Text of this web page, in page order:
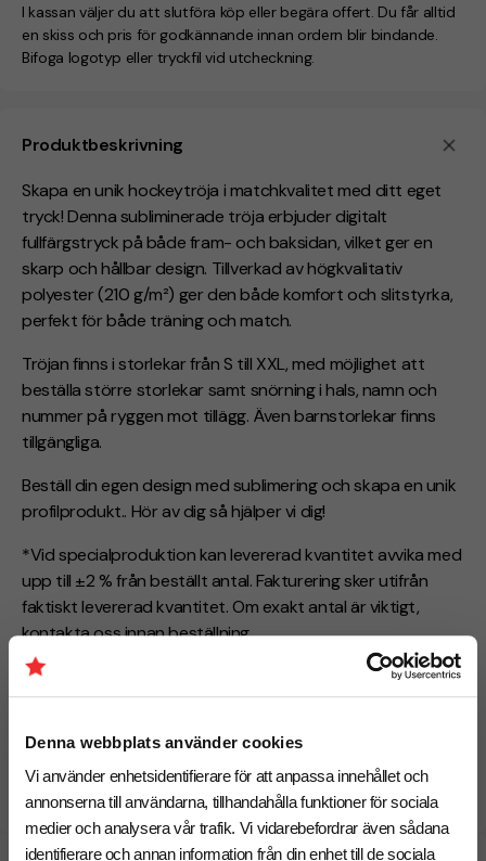
Denna webbplats använder cookies
Vi använder enhetsidentifierare för att anpassa innehållet och
annonserna till användarna, tillhandahålla funktioner för sociala
medier och analysera vår trafik. Vi vidarebefordrar även sådana
identifierare och annan information från din enhet till de sociala
Produktbeskrivning
Skapa en unik hockeytröja i matchkvalitet med ditt eget
tryck! Denna subliminerade tröja erbjuder digitalt
fullfärgstryck på både fram- och baksidan, vilket ger en
skarp och hållbar design. Tillverkad av högkvalitativ
polyester (210 g/m²) ger den både komfort och slitstyrka,
perfekt för både träning och match.
Tröjan finns i storlekar från S till XXL, med möjlighet att
beställa större storlekar samt snörning i hals, namn och
nummer på ryggen mot tillägg. Även barnstorlekar finns
tillgängliga.
Beställ din egen design med sublimering och skapa en unik
profilprodukt.. Hör av dig så hjälper vi dig!
*Vid specialproduktion kan levererad kvantitet avvika med
upp till ±2 % från beställt antal. Fakturering sker utifrån
faktiskt levererad kvantitet. Om exakt antal är viktigt,
kontakta oss innan beställning.
Egen unik design fram & baksida
Hockeytröja i matchkvalité
Miljösmart EU-produktion
I kassan väljer du att slutföra köp eller begära offert. Du får alltid
en skiss och pris för godkännande innan ordern blir bindande.
Bifoga logotyp eller tryckfil vid utcheckning.